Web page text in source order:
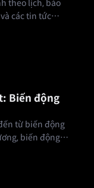
theo lịch, báo
các tin tức
Biến động
từ biến động
biến động
và đảo